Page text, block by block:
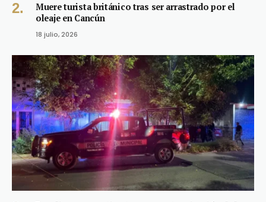
Muere turista británico tras ser arrastrado por el
oleaje en Cancún
18 julio, 2026